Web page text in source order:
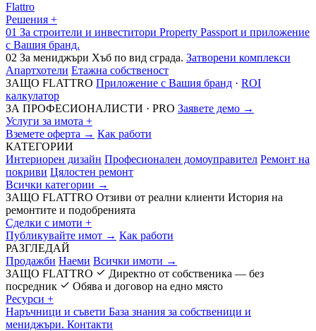
Flattro
Решения +
01 За строители и инвеститори Property Passport и приложение
с Вашия бранд.
02 За мениджъри Хъб по вид сграда. Затворени комплекси
Апартхотели Етажна собственост
ЗАЩО FLATTRO Приложение с Вашия бранд · ROI
калкулатор
ЗА ПРОФЕСИОНАЛИСТИ · PRO Заявете демо →
Услуги за имота +
Вземете оферта → Как работи
КАТЕГОРИИ
Интериорен дизайн Професионален домоуправител Ремонт на
покриви Цялостен ремонт
Всички категории →
ЗАЩО FLATTRO Отзиви от реални клиенти История на
ремонтите и подобренията
Сделки с имоти +
Публикувайте имот → Как работи
РАЗГЛЕДАЙ
Продажби Наеми Всички имоти →
ЗАЩО FLATTRO
Директно от собственика — без
посредник
Обява и договор на едно място
Ресурси +
Наръчници и съвети База знания за собственици и
мениджъри. Контакти